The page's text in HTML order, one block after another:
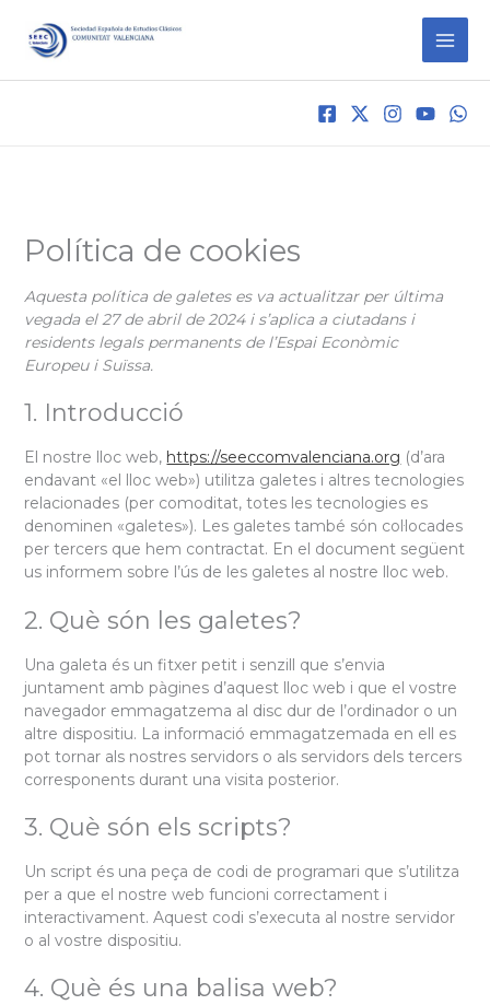
contingut
Política de cookies
Aquesta política de galetes es va actualitzar per última
vegada el 27 de abril de 2024 i s’aplica a ciutadans i
residents legals permanents de l’Espai Econòmic
Europeu i Suïssa.
1. Introducció
El nostre lloc web, https://seeccomvalenciana.org (d’ara
endavant «el lloc web») utilitza galetes i altres tecnologies
relacionades (per comoditat, totes les tecnologies es
denominen «galetes»). Les galetes també són col·locades
per tercers que hem contractat. En el document següent
us informem sobre l’ús de les galetes al nostre lloc web.
2. Què són les galetes?
Una galeta és un fitxer petit i senzill que s’envia
juntament amb pàgines d’aquest lloc web i que el vostre
navegador emmagatzema al disc dur de l’ordinador o un
altre dispositiu. La informació emmagatzemada en ell es
pot tornar als nostres servidors o als servidors dels tercers
corresponents durant una visita posterior.
3. Què són els scripts?
Un script és una peça de codi de programari que s’utilitza
per a que el nostre web funcioni correctament i
interactivament. Aquest codi s’executa al nostre servidor
o al vostre dispositiu.
4. Què és una balisa web?